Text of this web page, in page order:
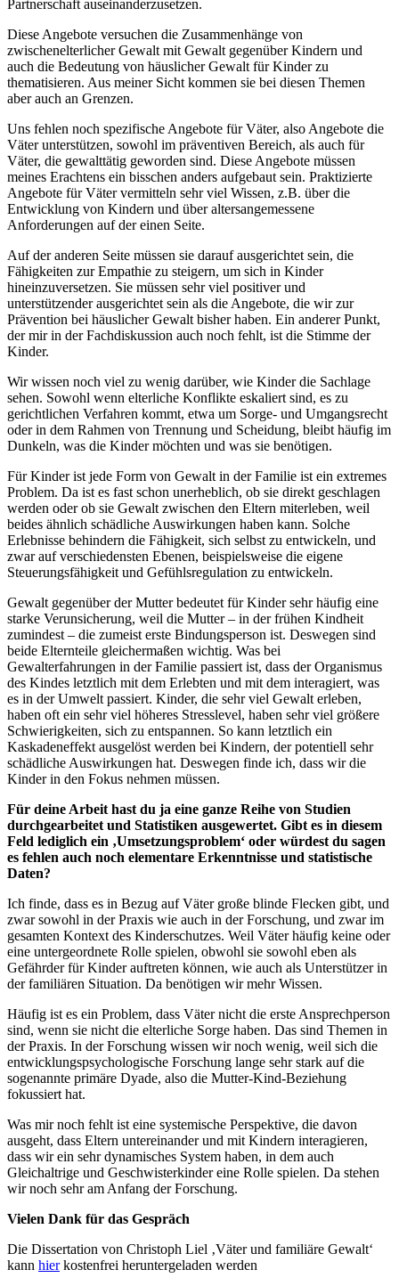
Partnerschaft auseinanderzusetzen.
Diese Angebote versuchen die Zusammenhänge von
zwischenelterlicher Gewalt mit Gewalt gegenüber Kindern und
auch die Bedeutung von häuslicher Gewalt für Kinder zu
thematisieren. Aus meiner Sicht kommen sie bei diesen Themen
aber auch an Grenzen.
Uns fehlen noch spezifische Angebote für Väter, also Angebote die
Väter unterstützen, sowohl im präventiven Bereich, als auch für
Väter, die gewalttätig geworden sind. Diese Angebote müssen
meines Erachtens ein bisschen anders aufgebaut sein. Praktizierte
Angebote für Väter vermitteln sehr viel Wissen, z.B. über die
Entwicklung von Kindern und über altersangemessene
Anforderungen auf der einen Seite.
Auf der anderen Seite müssen sie darauf ausgerichtet sein, die
Fähigkeiten zur Empathie zu steigern, um sich in Kinder
hineinzuversetzen. Sie müssen sehr viel positiver und
unterstützender ausgerichtet sein als die Angebote, die wir zur
Prävention bei häuslicher Gewalt bisher haben. Ein anderer Punkt,
der mir in der Fachdiskussion auch noch fehlt, ist die Stimme der
Kinder.
Wir wissen noch viel zu wenig darüber, wie Kinder die Sachlage
sehen. Sowohl wenn elterliche Konflikte eskaliert sind, es zu
gerichtlichen Verfahren kommt, etwa um Sorge- und Umgangsrecht
oder in dem Rahmen von Trennung und Scheidung, bleibt häufig im
Dunkeln, was die Kinder möchten und was sie benötigen.
Für Kinder ist jede Form von Gewalt in der Familie ist ein extremes
Problem. Da ist es fast schon unerheblich, ob sie direkt geschlagen
werden oder ob sie Gewalt zwischen den Eltern miterleben, weil
beides ähnlich schädliche Auswirkungen haben kann. Solche
Erlebnisse behindern die Fähigkeit, sich selbst zu entwickeln, und
zwar auf verschiedensten Ebenen, beispielsweise die eigene
Steuerungsfähigkeit und Gefühlsregulation zu entwickeln.
Gewalt gegenüber der Mutter bedeutet für Kinder sehr häufig eine
starke Verunsicherung, weil die Mutter – in der frühen Kindheit
zumindest – die zumeist erste Bindungsperson ist. Deswegen sind
beide Elternteile gleichermaßen wichtig. Was bei
Gewalterfahrungen in der Familie passiert ist, dass der Organismus
des Kindes letztlich mit dem Erlebten und mit dem interagiert, was
es in der Umwelt passiert. Kinder, die sehr viel Gewalt erleben,
haben oft ein sehr viel höheres Stresslevel, haben sehr viel größere
Schwierigkeiten, sich zu entspannen. So kann letztlich ein
Kaskadeneffekt ausgelöst werden bei Kindern, der potentiell sehr
schädliche Auswirkungen hat. Deswegen finde ich, dass wir die
Kinder in den Fokus nehmen müssen.
Für deine Arbeit hast du ja eine ganze Reihe von Studien
durchgearbeitet und Statistiken ausgewertet. Gibt es in diesem
Feld lediglich ein ‚Umsetzungsproblem‘ oder würdest du sagen
es fehlen auch noch elementare Erkenntnisse und statistische
Daten?
Ich finde, dass es in Bezug auf Väter große blinde Flecken gibt, und
zwar sowohl in der Praxis wie auch in der Forschung, und zwar im
gesamten Kontext des Kinderschutzes. Weil Väter häufig keine oder
eine untergeordnete Rolle spielen, obwohl sie sowohl eben als
Gefährder für Kinder auftreten können, wie auch als Unterstützer in
der familiären Situation. Da benötigen wir mehr Wissen.
Häufig ist es ein Problem, dass Väter nicht die erste Ansprechperson
sind, wenn sie nicht die elterliche Sorge haben. Das sind Themen in
der Praxis. In der Forschung wissen wir noch wenig, weil sich die
entwicklungspsychologische Forschung lange sehr stark auf die
sogenannte primäre Dyade, also die Mutter-Kind-Beziehung
fokussiert hat.
Was mir noch fehlt ist eine systemische Perspektive, die davon
ausgeht, dass Eltern untereinander und mit Kindern interagieren,
dass wir ein sehr dynamisches System haben, in dem auch
Gleichaltrige und Geschwisterkinder eine Rolle spielen. Da stehen
wir noch sehr am Anfang der Forschung.
Vielen Dank für das Gespräch
Die Dissertation von Christoph Liel ‚Väter und familiäre Gewalt‘
kann hierkostenfrei heruntergeladen werden